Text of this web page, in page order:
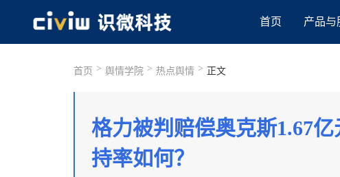
首页 产品与
首页 > 舆情学院 > 热点舆情 > 正文
格力被判赔偿奥克斯1.67
持率如何？